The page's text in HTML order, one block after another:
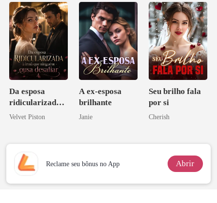
Da esposa
ridicularizada à
irmã que
Velvet Piston
A ex-esposa
brilhante
Janie
Seu brilho fala
por si
Cherish
Reclame seu bônus no App Abrir